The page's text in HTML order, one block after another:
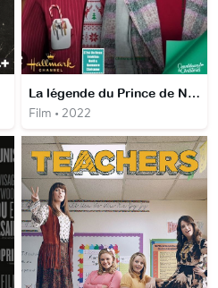
La légende du Prince de Noël
Film • 2022